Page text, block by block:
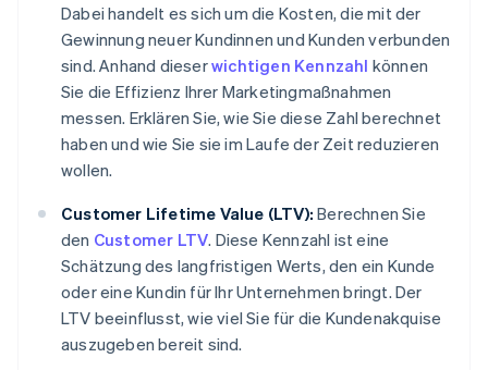
Dabei handelt es sich um die Kosten, die mit der
Gewinnung neuer Kundinnen und Kunden verbunden
sind. Anhand dieserwichtigen Kennzahl können
Sie die Effizienz Ihrer Marketingmaßnahmen
messen. Erklären Sie, wie Sie diese Zahl berechnet
haben und wie Sie sie im Laufe der Zeit reduzieren
wollen.
Customer Lifetime Value (LTV): Berechnen Sie
den Customer LTV. Diese Kennzahl ist eine
Schätzung des langfristigen Werts, den ein Kunde
oder eine Kundin für Ihr Unternehmen bringt. Der
LTV beeinflusst, wie viel Sie für die Kundenakquise
auszugeben bereit sind.